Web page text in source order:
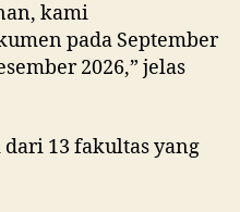
kami
pada September
2026,” jelas
13 fakultas yang